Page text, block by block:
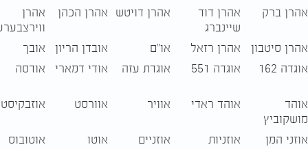
אהרן ברק
אהרן דוד
שיינברג
אהרן דויטש אהרן הכהן
אהרן
אהרן סיטבון
אהרן רזאל או"ם אובדן הריון
אובך
אוגדה 162
אוגדה 551 אוגדת עזה אודי דמארי אודסה
אוהד
מושקוביץ
אוהד ראדי אוויר אוורסט
אוזני המן אוזניות אוזניים אוטו
אוטובוס